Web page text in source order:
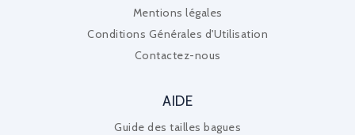
Mentions légales
Conditions Générales d'Utilisation
Contactez-nous
AIDE
Guide des tailles bagues